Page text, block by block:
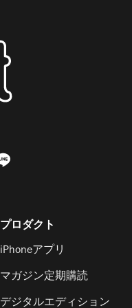
プロダクト
iPhoneアプリ
マガジン定期購読
デジタルエディション